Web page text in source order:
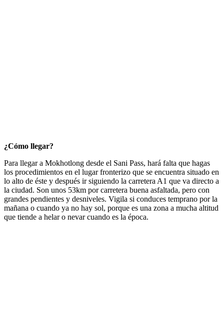
¿Cómo llegar?
Para llegar a Mokhotlong desde el Sani Pass, hará falta que hagas
los procedimientos en el lugar fronterizo que se encuentra situado en
lo alto de éste y después ir siguiendo la carretera A1 que va directo a
la ciudad. Son unos 53km por carretera buena asfaltada, pero con
grandes pendientes y desniveles. Vigila si conduces temprano por la
mañana o cuando ya no hay sol, porque es una zona a mucha altitud
que tiende a helar o nevar cuando es la época.